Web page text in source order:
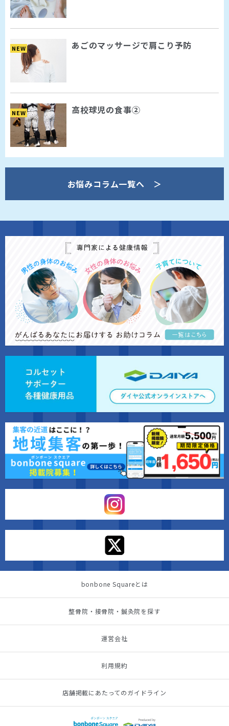
NEW あごのマッサージで肩こり予防
NEW 高校球児の食事②
お悩みコラム一覧へ ＞
bonbone Squareとは
整骨院・接骨院・鍼灸院を探す
運営会社
利用規約
店舗掲載にあたってのガイドライン